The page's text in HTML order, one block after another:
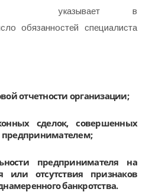
указывает в
обязанностей специалиста
отчетности организации;
сделок, совершенных
предпринимателя на
или отсутствия признаков
банкротства.